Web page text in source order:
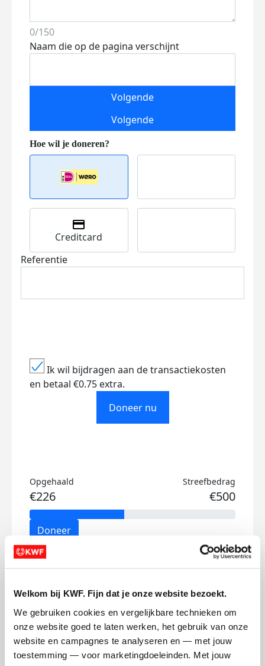
Welkom bij KWF. Fijn dat je onze website bezoekt.
We gebruiken cookies en vergelijkbare technieken om
onze website goed te laten werken, het gebruik van onze
website en campagnes te analyseren en — met jouw
toestemming — voor marketingdoeleinden. Met jouw
0/150
Naam die op de pagina verschijnt
Volgende
Volgende
Creditcard
Referentie
Ik wil bijdragen aan de transactiekosten
en betaal €0.75 extra.
Doneer nu
Opgehaald
€226
Streefbedrag
€500
Doneer
Wendy's badges